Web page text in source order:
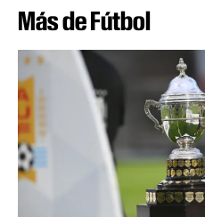
Más de Fútbol